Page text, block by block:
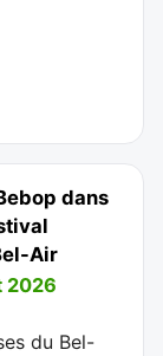
dans
Air
2026
du Bel-